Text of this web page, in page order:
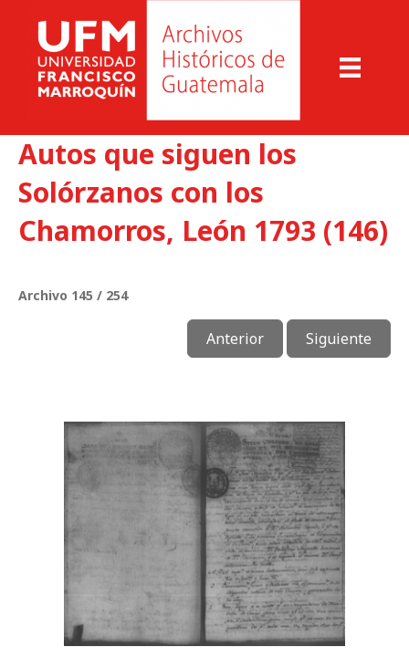
Autos que siguen los
Solórzanos con los
Chamorros, León 1793 (146)
Archivo 145 / 254
Anterior Siguiente